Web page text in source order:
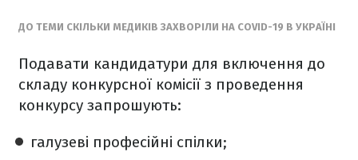
ДО ТЕМИ СКІЛЬКИ МЕДИКІВ ЗАХВОРІЛИ НА COVID-19 В УКРАЇНІ
Подавати кандидатури для включення до
складу конкурсної комісії з проведення
конкурсу запрошують:
галузеві професійні спілки;